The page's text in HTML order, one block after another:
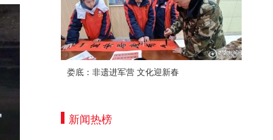
娄底：非遗进军营 文化迎新春
新闻热榜